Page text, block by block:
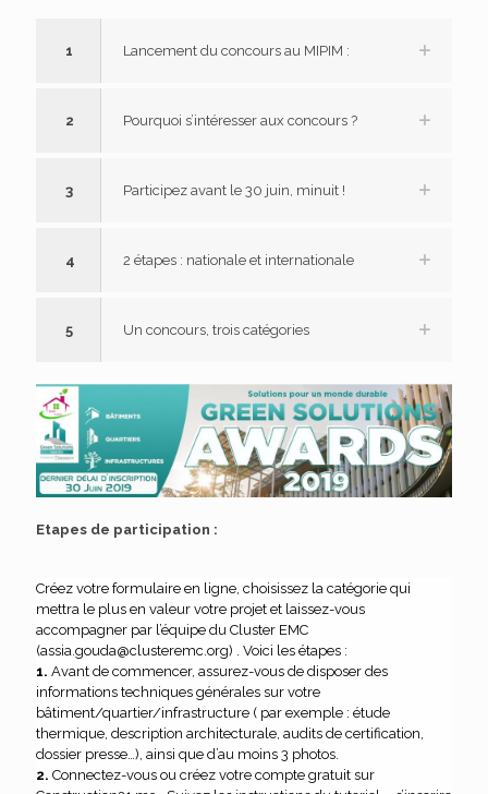
1 Lancement du concours au MIPIM :
2 Pourquoi s’intéresser aux concours ?
3 Participez avant le 30 juin, minuit !
4 2 étapes : nationale et internationale
5 Un concours, trois catégories
Etapes de participation :
Créez votre formulaire en ligne, choisissez la catégorie qui
mettra le plus en valeur votre projet et laissez-vous
accompagner par l’équipe du Cluster EMC
(assia.gouda@clusteremc.org) . Voici les étapes :
1. Avant de commencer, assurez-vous de disposer des
informations techniques générales sur votre
bâtiment/quartier/infrastructure ( par exemple : étude
thermique, description architecturale, audits de certification,
dossier presse…), ainsi que d’au moins 3 photos.
2. Connectez-vous ou créez votre compte gratuit sur